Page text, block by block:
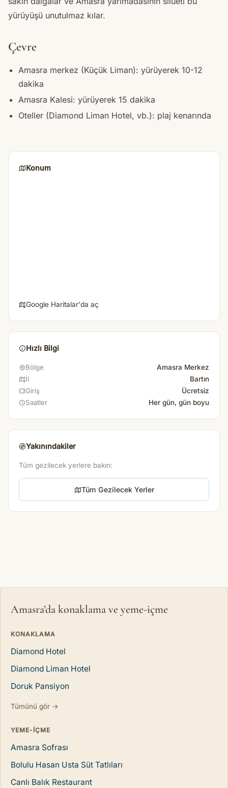
yürüyüşü unutulmaz kılar.
Çevre
Amasra merkez (Küçük Liman): yürüyerek 10-12
dakika
Amasra Kalesi: yürüyerek 15 dakika
Oteller (Diamond Liman Hotel, vb.): plaj kenarında
Konum
Google Haritalar'da aç
Hızlı Bilgi
Bölge
Amasra Merkez
İl
Bartın
Giriş
Ücretsiz
Saatler
Her gün, gün boyu
Yakınındakiler
Tüm gezilecek yerlere bakın:
Tüm Gezilecek Yerler
Amasra’da konaklama ve yeme-içme
KONAKLAMA
Diamond Hotel
Diamond Liman Hotel
Doruk Pansiyon
Tümünü gör →
YEME-IÇME
Amasra Sofrası
Bolulu Hasan Usta Süt Tatlıları
Canlı Balık Restaurant